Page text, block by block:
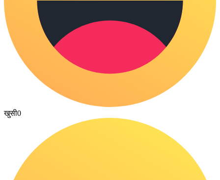
खुसी0